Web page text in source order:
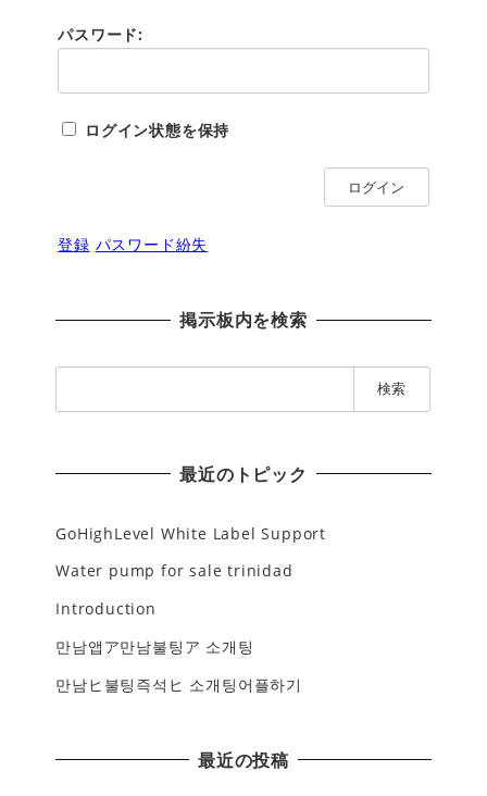
パスワード:
ログイン状態を保持
ログイン
登録 パスワード紛失
掲示板内を検索
索
最近のトピック
GoHighLevel White Label Support
Water pump for sale trinidad
Introduction
만남앱ア만남불팅ア 소개팅
만남ヒ불팅즉석ヒ 소개팅어플하기
最近の投稿